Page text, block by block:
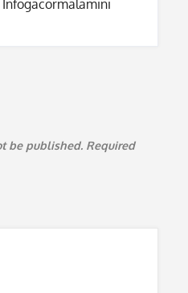
Infogacormalamini
be published. Required